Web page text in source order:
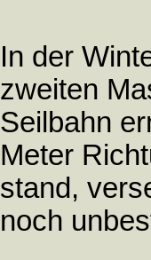
In der
zweiten
Seilbahn
Meter
stand,
noch